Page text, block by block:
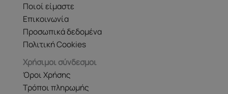
Ποιοί είμαστε
Επικοινωνία
Προσωπικά δεδομένα
Πολιτική Cookies
Χρήσιμοι σύνδεσμοι
Όροι Χρήσης
Τρόποι πληρωμής